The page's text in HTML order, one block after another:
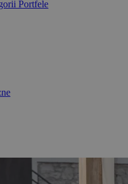
Portfele